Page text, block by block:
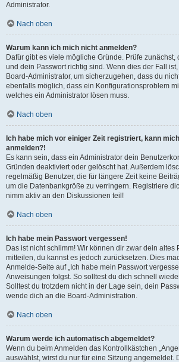
Administrator.
Nach oben
Warum kann ich mich nicht anmelden?
Dafür gibt es viele mögliche Gründe. Prüfe zunächst,
und dein Passwort richtig sind. Wenn dies der Fall
Board-Administrator, um sicherzugehen, dass du
ebenfalls möglich, dass ein Konfigurationsproblem
welches ein Administrator lösen muss.
Nach oben
Ich habe mich vor einiger Zeit registriert, kann
anmelden?!
Es kann sein, dass ein Administrator dein
Gründen deaktiviert oder gelöscht hat. Außerdem
regelmäßig Benutzer, die für längere Zeit keine
um die Datenbankgröße zu verringern. Registriere
nimm aktiv an den Diskussionen teil!
Nach oben
Ich habe mein Passwort vergessen!
Das ist nicht schlimm! Wir können dir zwar dein altes
mitteilen, du kannst es jedoch zurücksetzen. Dies
Anmelde-Seite auf „Ich habe mein Passwort
Anweisungen folgst. So solltest du dich schnell
Solltest du trotzdem nicht in der Lage sein, dein
wende dich an die Board-Administration.
Nach oben
Warum werde ich automatisch abgemeldet?
Wenn du beim Anmelden das Kontrollkästchen
auswählst, wirst du nur für eine Sitzung angemeldet.